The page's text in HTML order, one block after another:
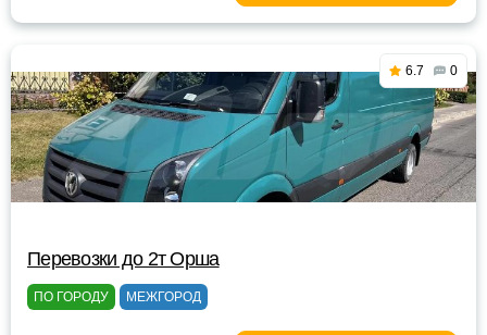
6.7 0
Перевозки до 2т Орша
ПО ГОРОДУ МЕЖГОРОД